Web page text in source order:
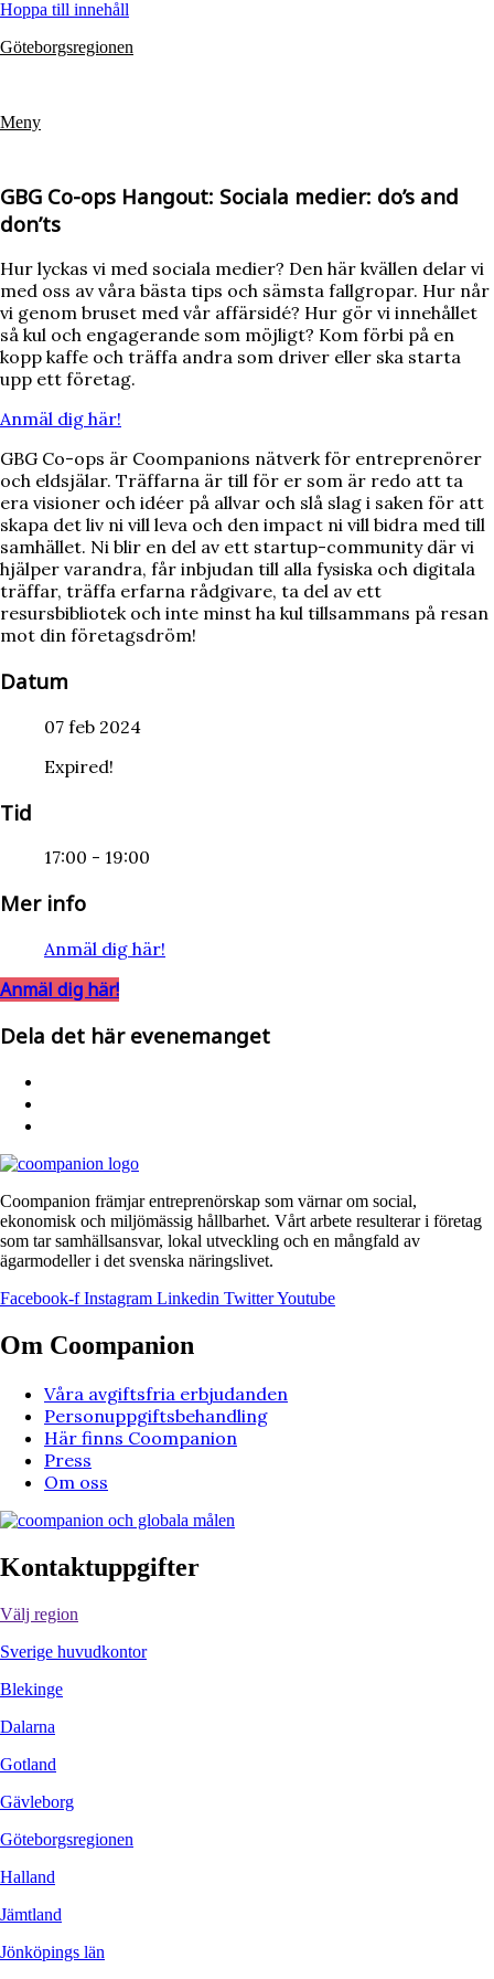
Hoppa till innehåll
Göteborgsregionen
Meny
GBG Co-ops Hangout: Sociala medier: do’s and
don’ts
Hur lyckas vi med sociala medier? Den här kvällen delar vi
med oss av våra bästa tips och sämsta fallgropar. Hur når
vi genom bruset med vår affärsidé? Hur gör vi innehållet
så kul och engagerande som möjligt? Kom förbi på en
kopp kaffe och träffa andra som driver eller ska starta
upp ett företag.
Anmäl dig här!
GBG Co-ops är Coompanions nätverk för entreprenörer
och eldsjälar. Träffarna är till för er som är redo att ta
era visioner och idéer på allvar och slå slag i saken för att
skapa det liv ni vill leva och den impact ni vill bidra med till
samhället. Ni blir en del av ett startup-community där vi
hjälper varandra, får inbjudan till alla fysiska och digitala
träffar, träffa erfarna rådgivare, ta del av ett
resursbibliotek och inte minst ha kul tillsammans på resan
mot din företagsdröm!
Datum
07 feb 2024
Expired!
Tid
17:00 - 19:00
Mer info
Anmäl dig här!
Anmäl dig här!
Dela det här evenemanget
Coompanion främjar entreprenörskap som värnar om social,
ekonomisk och miljömässig hållbarhet. Vårt arbete resulterar i företag
som tar samhällsansvar, lokal utveckling och en mångfald av
ägarmodeller i det svenska näringslivet.
Facebook-f Instagram Linkedin TwitterYoutube
Om Coompanion
Våra avgiftsfria erbjudanden
Personuppgiftsbehandling
Här finns Coompanion
Press
Om oss
Kontaktuppgifter
Välj region
Sverige huvudkontor
Blekinge
Dalarna
Gotland
Gävleborg
Göteborgsregionen
Halland
Jämtland
Jönköpings län